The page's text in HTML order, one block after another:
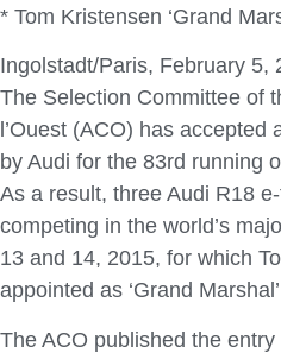
* Tom Kristensen ‘Grand
Ingolstadt/Paris, February 5,
The Selection Committee of
l’Ouest (ACO) has
by Audi for the 83rd running
As a result, three Audi R18
competing in the world’s
13 and 14, 2015, for which
appointed as ‘Grand
The ACO published the